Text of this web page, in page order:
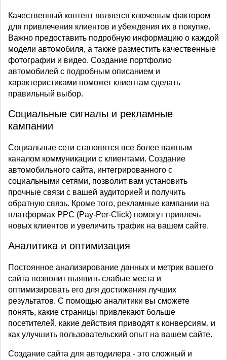
Качественный контент является ключевым фактором
для привлечения клиентов и убеждения их в покупке.
Важно предоставить подробную информацию о каждой
модели автомобиля, а также разместить качественные
фотографии и видео. Создание портфолио
автомобилей с подробным описанием и
характеристиками поможет клиентам сделать
правильный выбор.
Социальные сигналы и рекламные
кампании
Социальные сети становятся все более важным
каналом коммуникации с клиентами. Создание
автомобильного сайта, интегрированного с
социальными сетями, позволит вам установить
прочные связи с вашей аудиторией и получить
обратную связь. Кроме того, рекламные кампании на
платформах PPC (Pay-Per-Click) помогут привлечь
новых клиентов и увеличить трафик на вашем сайте.
Аналитика и оптимизация
Постоянное анализирование данных и метрик вашего
сайта позволит выявить слабые места и
оптимизировать его для достижения лучших
результатов. С помощью аналитики вы сможете
понять, какие страницы привлекают больше
посетителей, какие действия приводят к конверсиям, и
как улучшить пользовательский опыт на вашем сайте.
Создание сайта для автодилера - это сложный и